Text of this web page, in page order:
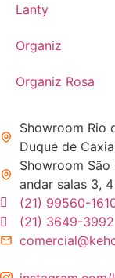
Lanty
Organiz
Organiz Rosa
Showroom Rio
Duque de
Showroom São
andar salas 3,
(21) 99560-
(21) 3649-